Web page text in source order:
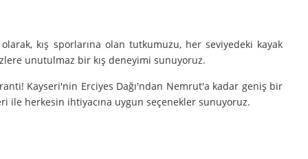
kış sporlarına olan tutkumuzu, her seviyedeki kayak
unutulmaz bir kış deneyimi sunuyoruz.
Kayseri'nin Erciyes Dağı'ndan Nemrut'a kadar geniş bir
ile herkesin ihtiyacına uygun seçenekler sunuyoruz.